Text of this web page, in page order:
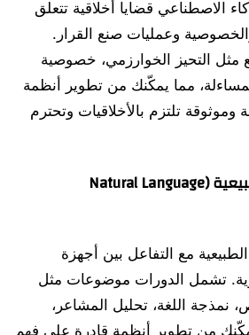
الاصطناعي قضايا أخلاقية تتعلق
وعمليات صنع القرار.
مثل التحيز الخوارزمي، خصوصية
مما يمكّنك من تطوير أنظمة
تلتزم بالأخلاقيات وتحترم
معالجة اللغات الطبيعية (Natural Language
مع التفاعل بين أجهزة
تشمل الدورات موضوعات مثل
نمذجة اللغة، تحليل المشاعر،
يمكّنك من تطوير أنظمة قادرة على فهم